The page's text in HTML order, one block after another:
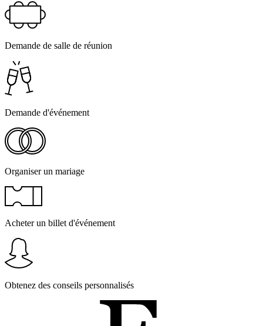
Demande de salle de réunion
Demande d'événement
Organiser un mariage
Acheter un billet d'événement
Obtenez des conseils personnalisés